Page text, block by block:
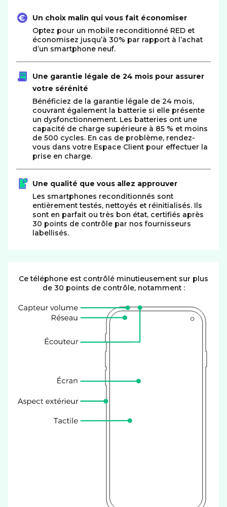
Un choix malin qui vous fait économiser
Optez pour un mobile reconditionné RED et
économisez jusqu’à 30% par rapport à l’achat
d’un smartphone neuf.
Une garantie légale de 24 mois pour assurer
votre sérénité
Bénéficiez de la garantie légale de 24 mois,
couvrant également la batterie si elle présente
un dysfonctionnement. Les batteries ont une
capacité de charge supérieure à 85 % et moins
de 500 cycles. En cas de problème, rendez-
vous dans votre Espace Client pour effectuer la
prise en charge.
Une qualité que vous allez approuver
Les smartphones reconditionnés sont
entièrement testés, nettoyés et réinitialisés. Ils
sont en parfait ou très bon état, certifiés après
30 points de contrôle par nos fournisseurs
labellisés.
Ce téléphone est contrôlé minutieusement sur plus
de 30 points de contrôle, notamment :